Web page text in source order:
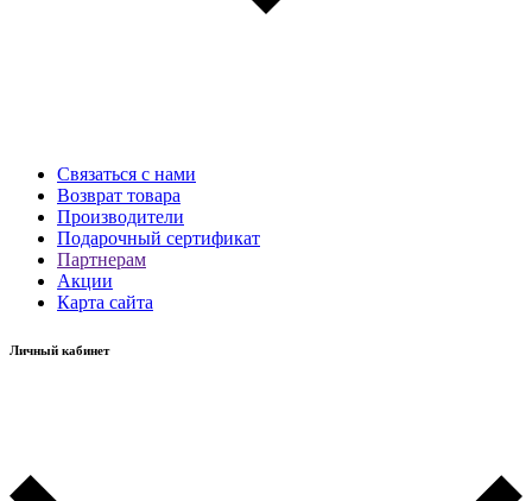
Связаться с нами
Возврат товара
Производители
Подарочный сертификат
Партнерам
Акции
Карта сайта
Личный кабинет